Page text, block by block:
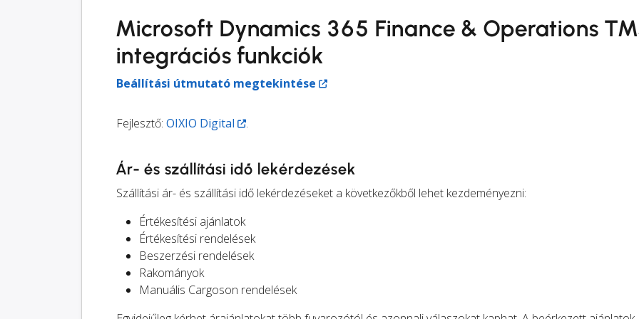
Microsoft Dynamics 365 Finance & Operations
integrációs funkciók
Beállítási útmutató megtekintése
Fejlesztő: OIXIO Digital .
Ár- és szállítási idő lekérdezések
Szállítási ár- és szállítási idő lekérdezéseket a következőkből lehet kezdeményezni:
Értékesítési ajánlatok
Értékesítési rendelések
Beszerzési rendelések
Rakományok
Manuális Cargoson rendelések